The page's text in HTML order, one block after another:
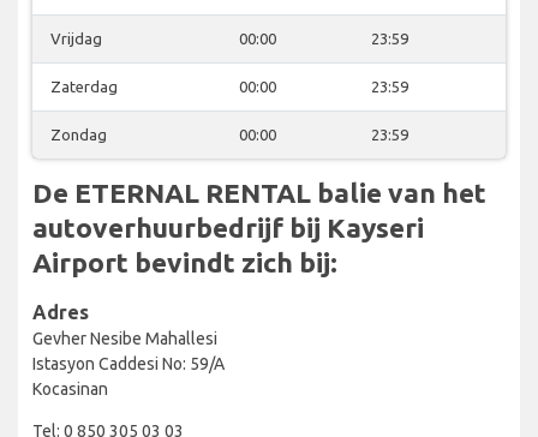
Vrijdag 00:00 23:59
Zaterdag 00:00 23:59
Zondag 00:00 23:59
De ETERNAL RENTAL balie van het
autoverhuurbedrijf bij Kayseri
Airport bevindt zich bij:
Adres
Gevher Nesibe Mahallesi
Istasyon Caddesi No: 59/A
Kocasinan
Tel: 0 850 305 03 03